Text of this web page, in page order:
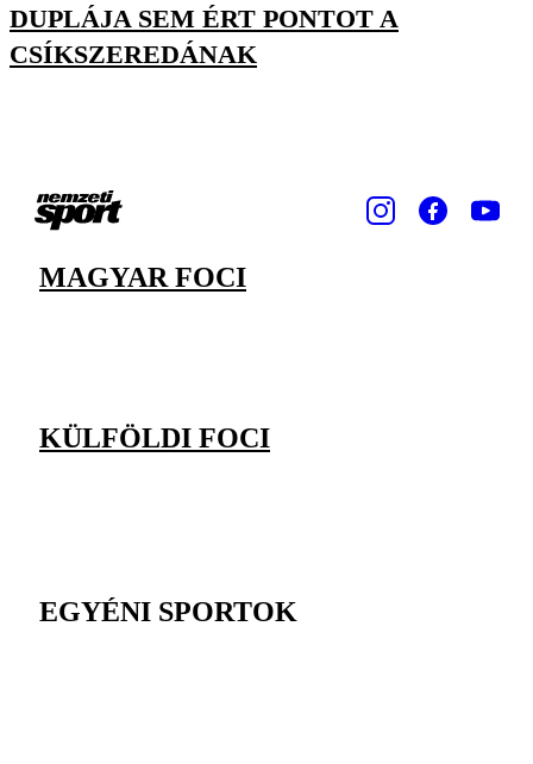
DUPLÁJA SEM ÉRT PONTOT A
CSÍKSZEREDÁNAK
MAGYAR FOCI
KÜLFÖLDI FOCI
EGYÉNI SPORTOK